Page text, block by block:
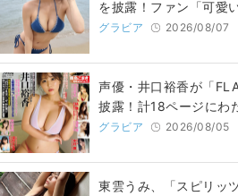
を披露！ファン「可愛
グラビア 2026/08/07
声優・井口裕香が「
披露！計18ページにわ
グラビア 2026/08/05
東雲うみ、「スピリッ